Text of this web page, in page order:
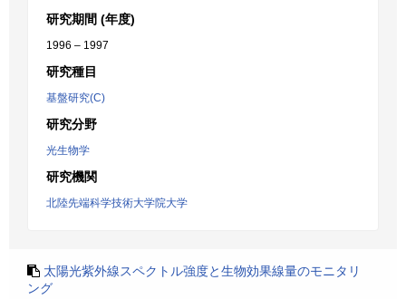
研究期間 (年度)
1996 – 1997
研究種目
基盤研究(C)
研究分野
光生物学
研究機関
北陸先端科学技術大学院大学
太陽光紫外線スペクトル強度と生物効果線量のモニタリ
ング